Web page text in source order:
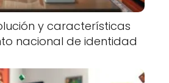
y características
nacional de identidad